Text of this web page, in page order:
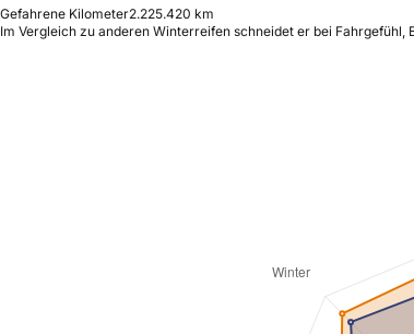
Gefahrene Kilometer2.225.420 km
Im Vergleich zu anderen Winterreifen schneidet er bei Fahrgefühl,